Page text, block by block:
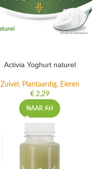
Activia Yoghurt naturel
Zuivel, Plantaardig, Eieren
€2,29
NAAR AH